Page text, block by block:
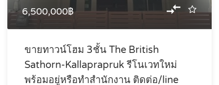
6,500,000฿
ขายทาวน์โฮม 3ชั้น The British
Sathorn-Kallaprapruk รีโนเวทใหม่
พร้อมอยู่หรือทำสำนักงาน ติดต่อ/line